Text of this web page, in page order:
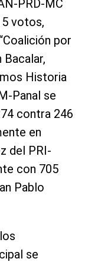
PRD-MC
votos,
por
Bacalar,
Historia
Panal se
contra 246
en
del PRI-
con 705
Pablo
se